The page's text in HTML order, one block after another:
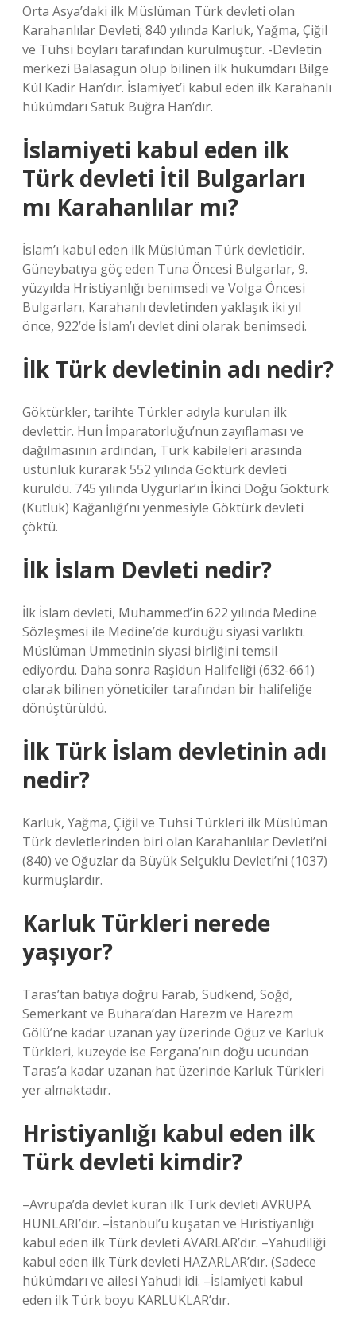
Orta Asya’daki ilk Müslüman Türk devleti olan
Karahanlılar Devleti; 840 yılında Karluk, Yağma, Çiğil
ve Tuhsi boyları tarafından kurulmuştur. -Devletin
merkezi Balasagun olup bilinen ilk hükümdarı Bilge
Kül Kadir Han’dır. İslamiyet’i kabul eden ilk Karahanlı
hükümdarı Satuk Buğra Han’dır.
İslamiyeti kabul eden ilk
Türk devleti İtil Bulgarları
mı Karahanlılar mı?
İslam’ı kabul eden ilk Müslüman Türk devletidir.
Güneybatıya göç eden Tuna Öncesi Bulgarlar, 9.
yüzyılda Hristiyanlığı benimsedi ve Volga Öncesi
Bulgarları, Karahanlı devletinden yaklaşık iki yıl
önce, 922’de İslam’ı devlet dini olarak benimsedi.
İlk Türk devletinin adı nedir?
Göktürkler, tarihte Türkler adıyla kurulan ilk
devlettir. Hun İmparatorluğu’nun zayıflaması ve
dağılmasının ardından, Türk kabileleri arasında
üstünlük kurarak 552 yılında Göktürk devleti
kuruldu. 745 yılında Uygurlar’ın İkinci Doğu Göktürk
(Kutluk) Kağanlığı’nı yenmesiyle Göktürk devleti
çöktü.
İlk İslam Devleti nedir?
İlk İslam devleti, Muhammed’in 622 yılında Medine
Sözleşmesi ile Medine’de kurduğu siyasi varlıktı.
Müslüman Ümmetinin siyasi birliğini temsil
ediyordu. Daha sonra Raşidun Halifeliği (632-661)
olarak bilinen yöneticiler tarafından bir halifeliğe
dönüştürüldü.
İlk Türk İslam devletinin adı
nedir?
Karluk, Yağma, Çiğil ve Tuhsi Türkleri ilk Müslüman
Türk devletlerinden biri olan Karahanlılar Devleti’ni
(840) ve Oğuzlar da Büyük Selçuklu Devleti’ni (1037)
kurmuşlardır.
Karluk Türkleri nerede
yaşıyor?
Taras’tan batıya doğru Farab, Südkend, Soğd,
Semerkant ve Buhara’dan Harezm ve Harezm
Gölü’ne kadar uzanan yay üzerinde Oğuz ve Karluk
Türkleri, kuzeyde ise Fergana’nın doğu ucundan
Taras’a kadar uzanan hat üzerinde Karluk Türkleri
yer almaktadır.
Hristiyanlığı kabul eden ilk
Türk devleti kimdir?
–Avrupa’da devlet kuran ilk Türk devleti AVRUPA
HUNLARI’dır. –İstanbul’u kuşatan ve Hıristiyanlığı
kabul eden ilk Türk devleti AVARLAR’dır. –Yahudiliği
kabul eden ilk Türk devleti HAZARLAR’dır. (Sadece
hükümdarı ve ailesi Yahudi idi. –İslamiyeti kabul
eden ilk Türk boyu KARLUKLAR’dır.